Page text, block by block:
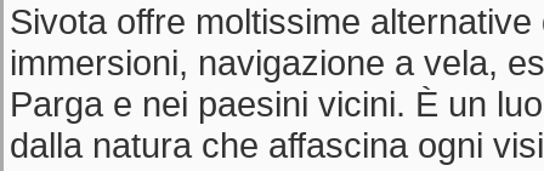
Sivota offre moltissime
immersioni, navigazione a vela,
Parga e nei paesini vicini. È un
dalla natura che affascina ogni